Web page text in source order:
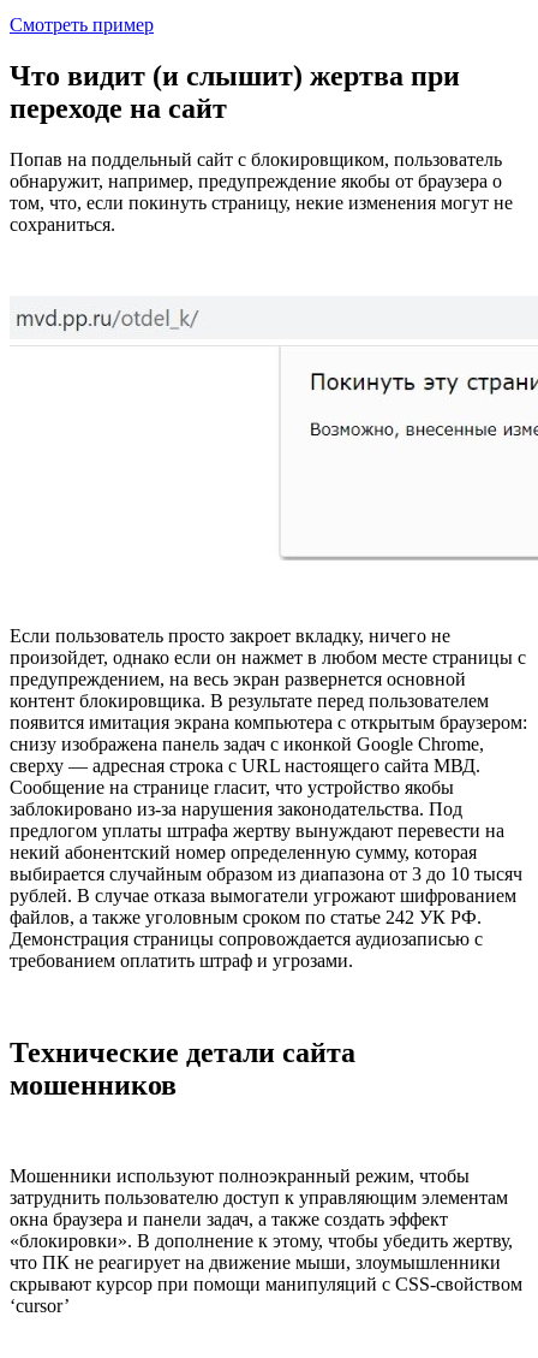
Смотреть пример
Что видит (и слышит) жертва при
переходе на сайт
Попав на поддельный сайт с блокировщиком, пользователь
обнаружит, например, предупреждение якобы от браузера о
том, что, если покинуть страницу, некие изменения могут не
сохраниться.
Если пользователь просто закроет вкладку, ничего не
произойдет, однако если он нажмет в любом месте страницы с
предупреждением, на весь экран развернется основной
контент блокировщика. В результате перед пользователем
появится имитация экрана компьютера с открытым браузером:
снизу изображена панель задач с иконкой Google Chrome,
сверху — адресная строка с URL настоящего сайта МВД.
Сообщение на странице гласит, что устройство якобы
заблокировано из-за нарушения законодательства. Под
предлогом уплаты штрафа жертву вынуждают перевести на
некий абонентский номер определенную сумму, которая
выбирается случайным образом из диапазона от 3 до 10 тысяч
рублей. В случае отказа вымогатели угрожают шифрованием
файлов, а также уголовным сроком по статье 242 УК РФ.
Демонстрация страницы сопровождается аудиозаписью с
требованием оплатить штраф и угрозами.
Технические детали сайта
мошенников
Мошенники используют полноэкранный режим, чтобы
затруднить пользователю доступ к управляющим элементам
окна браузера и панели задач, а также создать эффект
«блокировки». В дополнение к этому, чтобы убедить жертву,
что ПК не реагирует на движение мыши, злоумышленники
скрывают курсор при помощи манипуляций с CSS-свойством
‘cursor’